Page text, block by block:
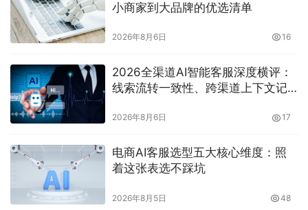
小商家到大品牌的优选清单
2026年8月6日 16
2026全渠道AI智能客服深度横评：
线索流转一致性、跨渠道上下文记
2026年8月6日 17
电商AI客服选型五大核心维度：照
着这张表选不踩坑
2026年8月5日 48